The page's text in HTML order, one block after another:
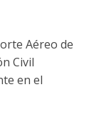
Aéreo de
Civil
en el